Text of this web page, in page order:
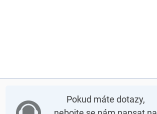
Pokud máte dotazy,